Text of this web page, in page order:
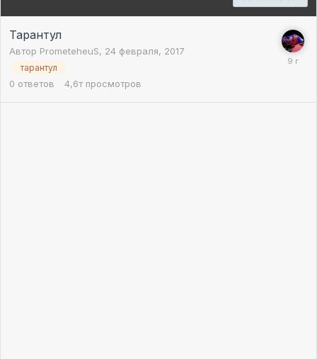
Тарантул
Автор PrometeheuS, 24 февраля, 2017
тарантул
0 ответов 4,6т просмотров